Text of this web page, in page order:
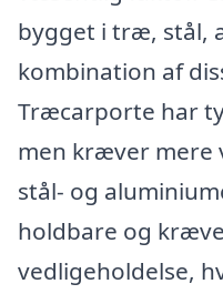
bygget i træ, stål,
kombination af
Træcarporte har
men kræver mere
stål- og
holdbare og
vedligeholdelse,